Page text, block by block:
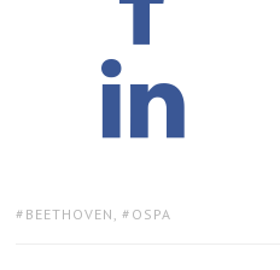
TAGS:
BEETHOVEN , OSPA